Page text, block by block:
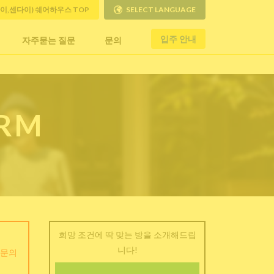
자주묻는 질문 문의 입주 안내
,센다이) 쉐어하우스 TOP SELECT LANGUAGE
의
희망 조건에 딱 맞는 방을 소개해드립
니다!